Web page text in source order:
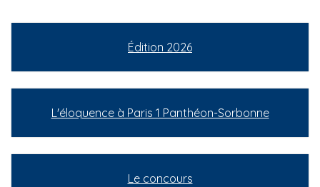
Édition 2026
L'éloquence à Paris 1 Panthéon-Sorbonne
Le concours